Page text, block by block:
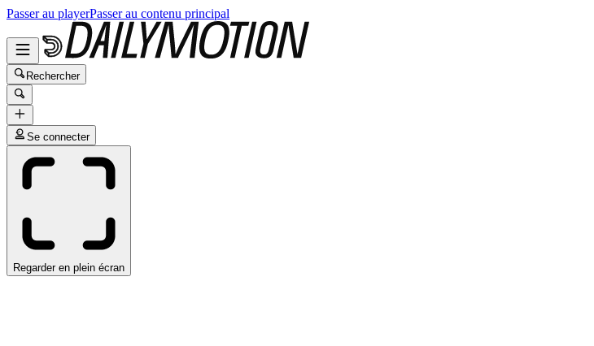
Passer au playerPasser au contenu principal
Rechercher
Se connecter
Regarder en plein écran